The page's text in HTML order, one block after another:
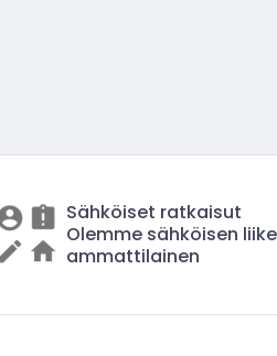
Sähköiset ratkaisut
Olemme sähköisen
ammattilainen